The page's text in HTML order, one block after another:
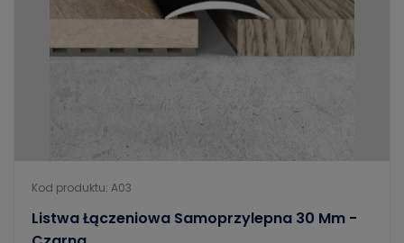
Kod produktu: A03
Listwa Łączeniowa Samoprzylepna 30 Mm -